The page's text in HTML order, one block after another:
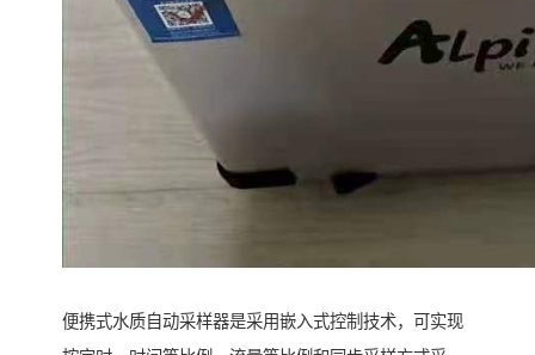
便携式水质自动采样器是采用嵌入式控制技术，可实现